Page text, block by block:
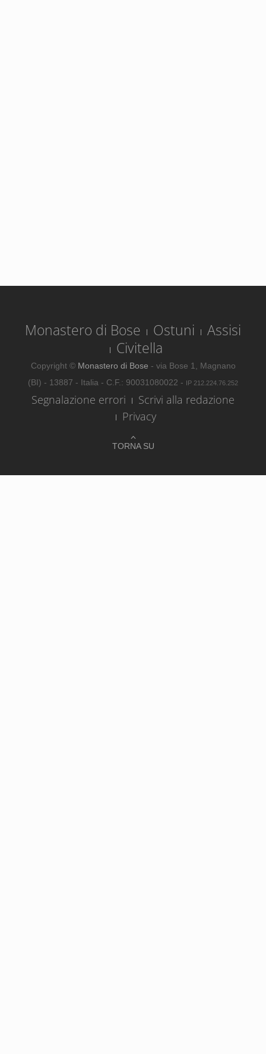
TORNA SU
Monastero di Bose Ostuni
Assisi
Civitella
Copyright © Monastero di Bose - via Bose 1, Magnano
(BI) - 13887 - Italia - C.F.: 90031080022 - IP 212.224.76.252
Segnalazione errori
Scrivi alla redazione
Privacy